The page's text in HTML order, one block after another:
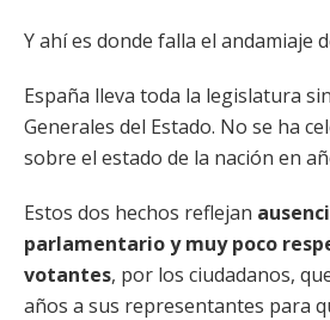
Y ahí es donde falla el andamiaje
España lleva toda la legislatura
Generales del Estado. No se ha
sobre el estado de la nación en
Estos dos hechos reflejan
parlamentario y muy poco
votantes, por los ciudadanos,
años a sus representantes para